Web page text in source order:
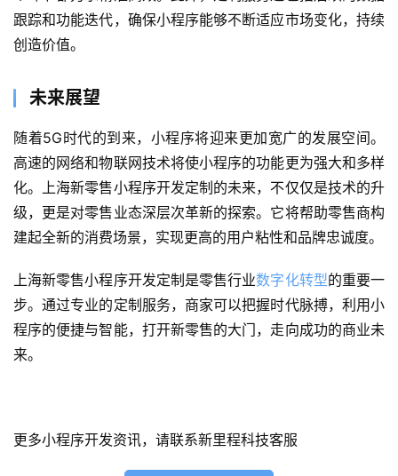
案
务
H
5
开
微
信
开
程
跟踪和功能迭代，确保小程序能够不断适应市场变化，持续
创造价值。
未来展望
随着5G时代的到来，小程序将迎来更加宽广的发展空间。
高速的网络和物联网技术将使小程序的功能更为强大和多样
化。上海新零售小程序开发定制的未来，不仅仅是技术的升
级，更是对零售业态深层次革新的探索。它将帮助零售商构
建起全新的消费场景，实现更高的用户粘性和品牌忠诚度。
上海新零售小程序开发定制是零售行业数字化转型的重要一
步。通过专业的定制服务，商家可以把握时代脉搏，利用小
程序的便捷与智能，打开新零售的大门，走向成功的商业未
来。
更多小程序开发资讯，请联系新里程科技客服